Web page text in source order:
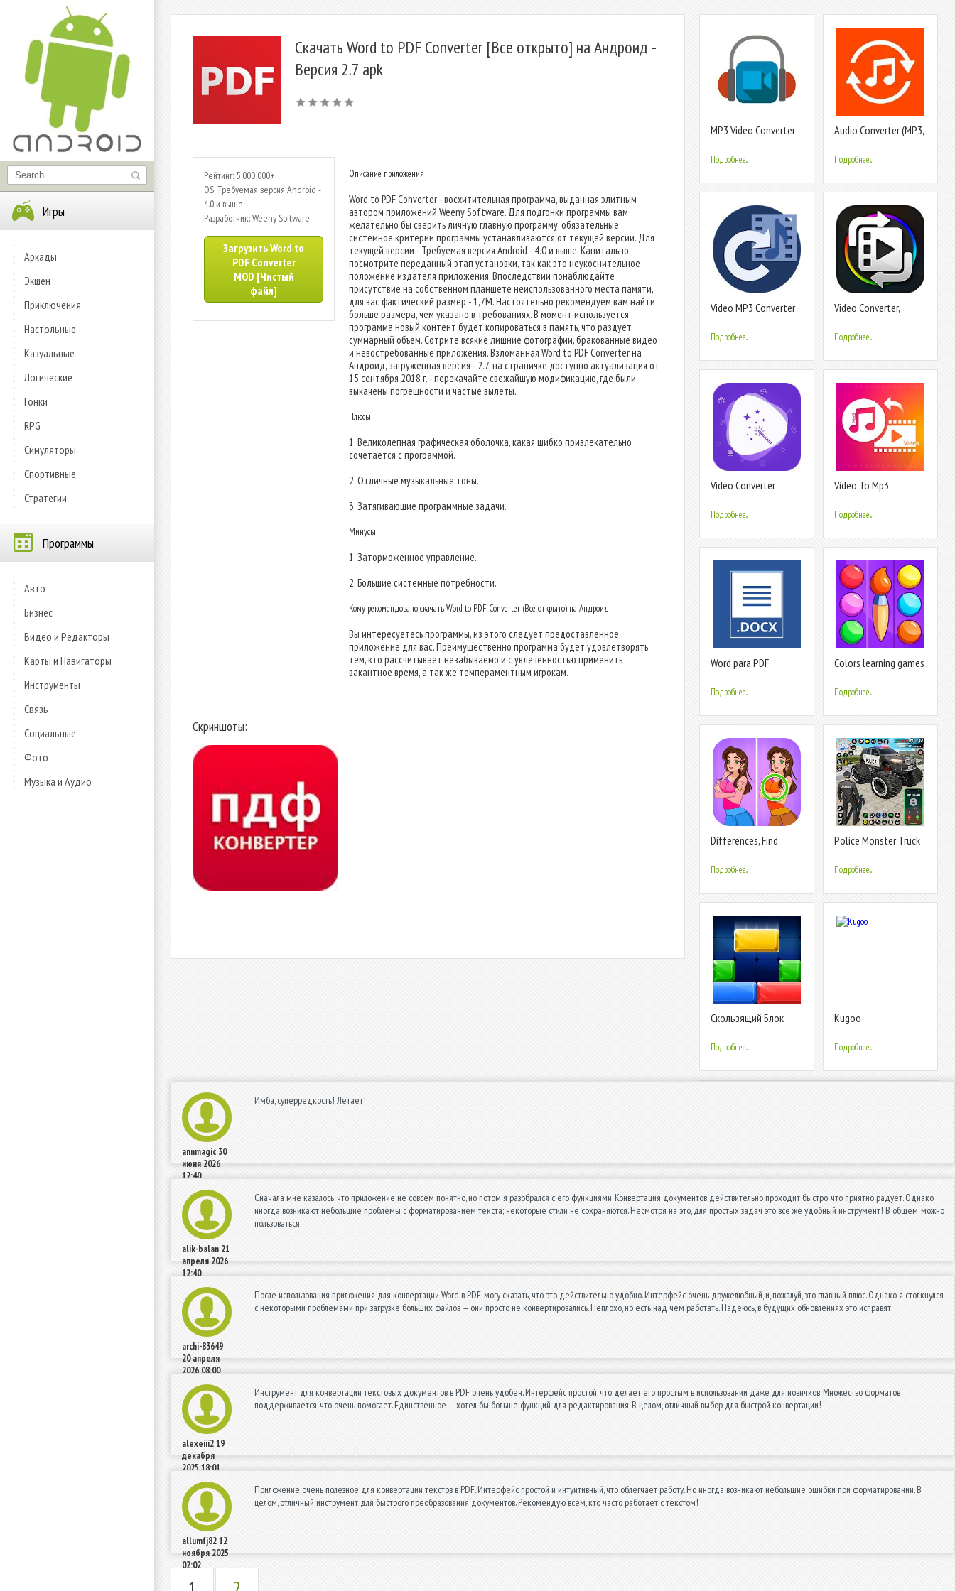
Игры
Аркады
Экшен
Приключения
Настольные
Казуальные
Логические
Гонки
RPG
Симуляторы
Спортивные
Стратегии
Программы
Авто
Бизнес
Видео и Редакторы
Карты и Навигаторы
Инструменты
Связь
Социальные
Фото
Музыка и Аудио
Скачать Word to PDF Converter [Все открыто] на Андроид -
Версия 2.7 apk
Рейтинг: 5 000 000+
OS: Требуемая версия Android -
4.0 и выше
Разработчик: Weeny Software
Загрузить Word to
PDF Converter
MOD [Чистый
файл]
Описание приложения
Word to PDF Converter - восхитительная программа, выданная элитным
автором приложений Weeny Software. Для подгонки программы вам
желательно бы сверить личную главную программу, обязательные
системное критерии программы устанавливаются от текущей версии. Для
текущей версии - Требуемая версия Android - 4.0 и выше. Капитально
посмотрите переданный этап установки, так как это неукоснительное
положение издателя приложения. Впоследствии понаблюдайте
присутствие на собственном планшете неиспользованного места памяти,
для вас фактический размер - 1,7M. Настоятельно рекомендуем вам найти
больше размера, чем указано в требованиях. В момент используется
программа новый контент будет копироваться в память, что раздует
суммарный объем. Сотрите всякие лишние фотографии, бракованные видео
и невостребованные приложения. Взломанная Word to PDF Converter на
Андроид, загруженная версия - 2.7, на страничке доступно актуализация от
15 сентября 2018 г. - перекачайте свежайшую модификацию, где были
выкачены погрешности и частые вылеты.
Плюсы:
1. Великолепная графическая оболочка, какая шибко привлекательно
сочетается с программой.
2. Отличные музыкальные тоны.
3. Затягивающие программные задачи.
Минусы:
1. Заторможенное управление.
2. Большие системные потребности.
Кому рекомендовано скачать Word to PDF Converter (Все открыто) на Андроид
Вы интересуетесь программы, из этого следует предоставленное
приложение для вас. Преимущественно программа будет удовлетворять
тем, кто рассчитывает незабываемо и с увлеченностью применить
вакантное время, а так же темпераментным игрокам.
Скриншоты:
MP3 Video Converter
Подробнее...
Audio Converter (MP3,
MP3 Cutter
Подробнее...
Video MP3 Converter
Подробнее...
Video Converter,
MKV,MOV, AVI
Подробнее...
Video Converter
Подробнее...
Video To Mp3
Editor
Подробнее...
Word para PDF
DOC/DOCX/Slide
Подробнее...
Colors learning games
Подробнее...
Differences, Find
Подробнее...
Police Monster Truck
Подробнее...
Скользящий Блок
Подробнее...
Kugoo
Подробнее...
annmagic 30
июня 2026
12:40
Имба, суперредкость! Летает!
alik-balan 21
апреля 2026
12:40
Сначала мне казалось, что приложение не совсем понятно, но потом я разобрался с его функциями. Конвертация документов действительно проходит быстро, что приятно радует. Однако
иногда возникают небольшие проблемы с форматированием текста; некоторые стили не сохраняются. Несмотря на это, для простых задач это всё же удобный инструмент! В общем, можно
пользоваться.
archi-83649
20 апреля
2026 08:00
После использования приложения для конвертации Word в PDF, могу сказать, что это действительно удобно. Интерфейс очень дружелюбный, и, пожалуй, это главный плюс. Однако я столкнулся
с некоторыми проблемами при загрузке больших файлов — они просто не конвертировались. Неплохо, но есть над чем работать. Надеюсь, в будущих обновлениях это исправят.
alexeiii219
декабря
2025 18:01
Инструмент для конвертации текстовых документов в PDF очень удобен. Интерфейс простой, что делает его простым в использовании даже для новичков. Множество форматов
поддерживается, что очень помогает. Единственное — хотел бы больше функций для редактирования. В целом, отличный выбор для быстрой конвертации!
allumfj8212
ноября 2025
02:02
Приложение очень полезное для конвертации текстов в PDF. Интерфейс простой и интуитивный, что облегчает работу. Но иногда возникают небольшие ошибки при форматировании. В
целом, отличный инструмент для быстрого преобразования документов. Рекомендую всем, кто часто работает с текстом!